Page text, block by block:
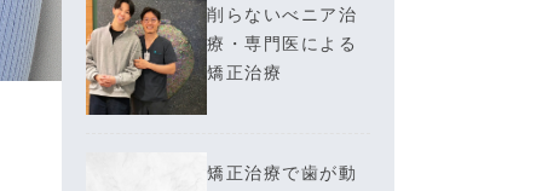
削らないべニア治
療・専門医による
矯正治療
矯正治療で歯が動